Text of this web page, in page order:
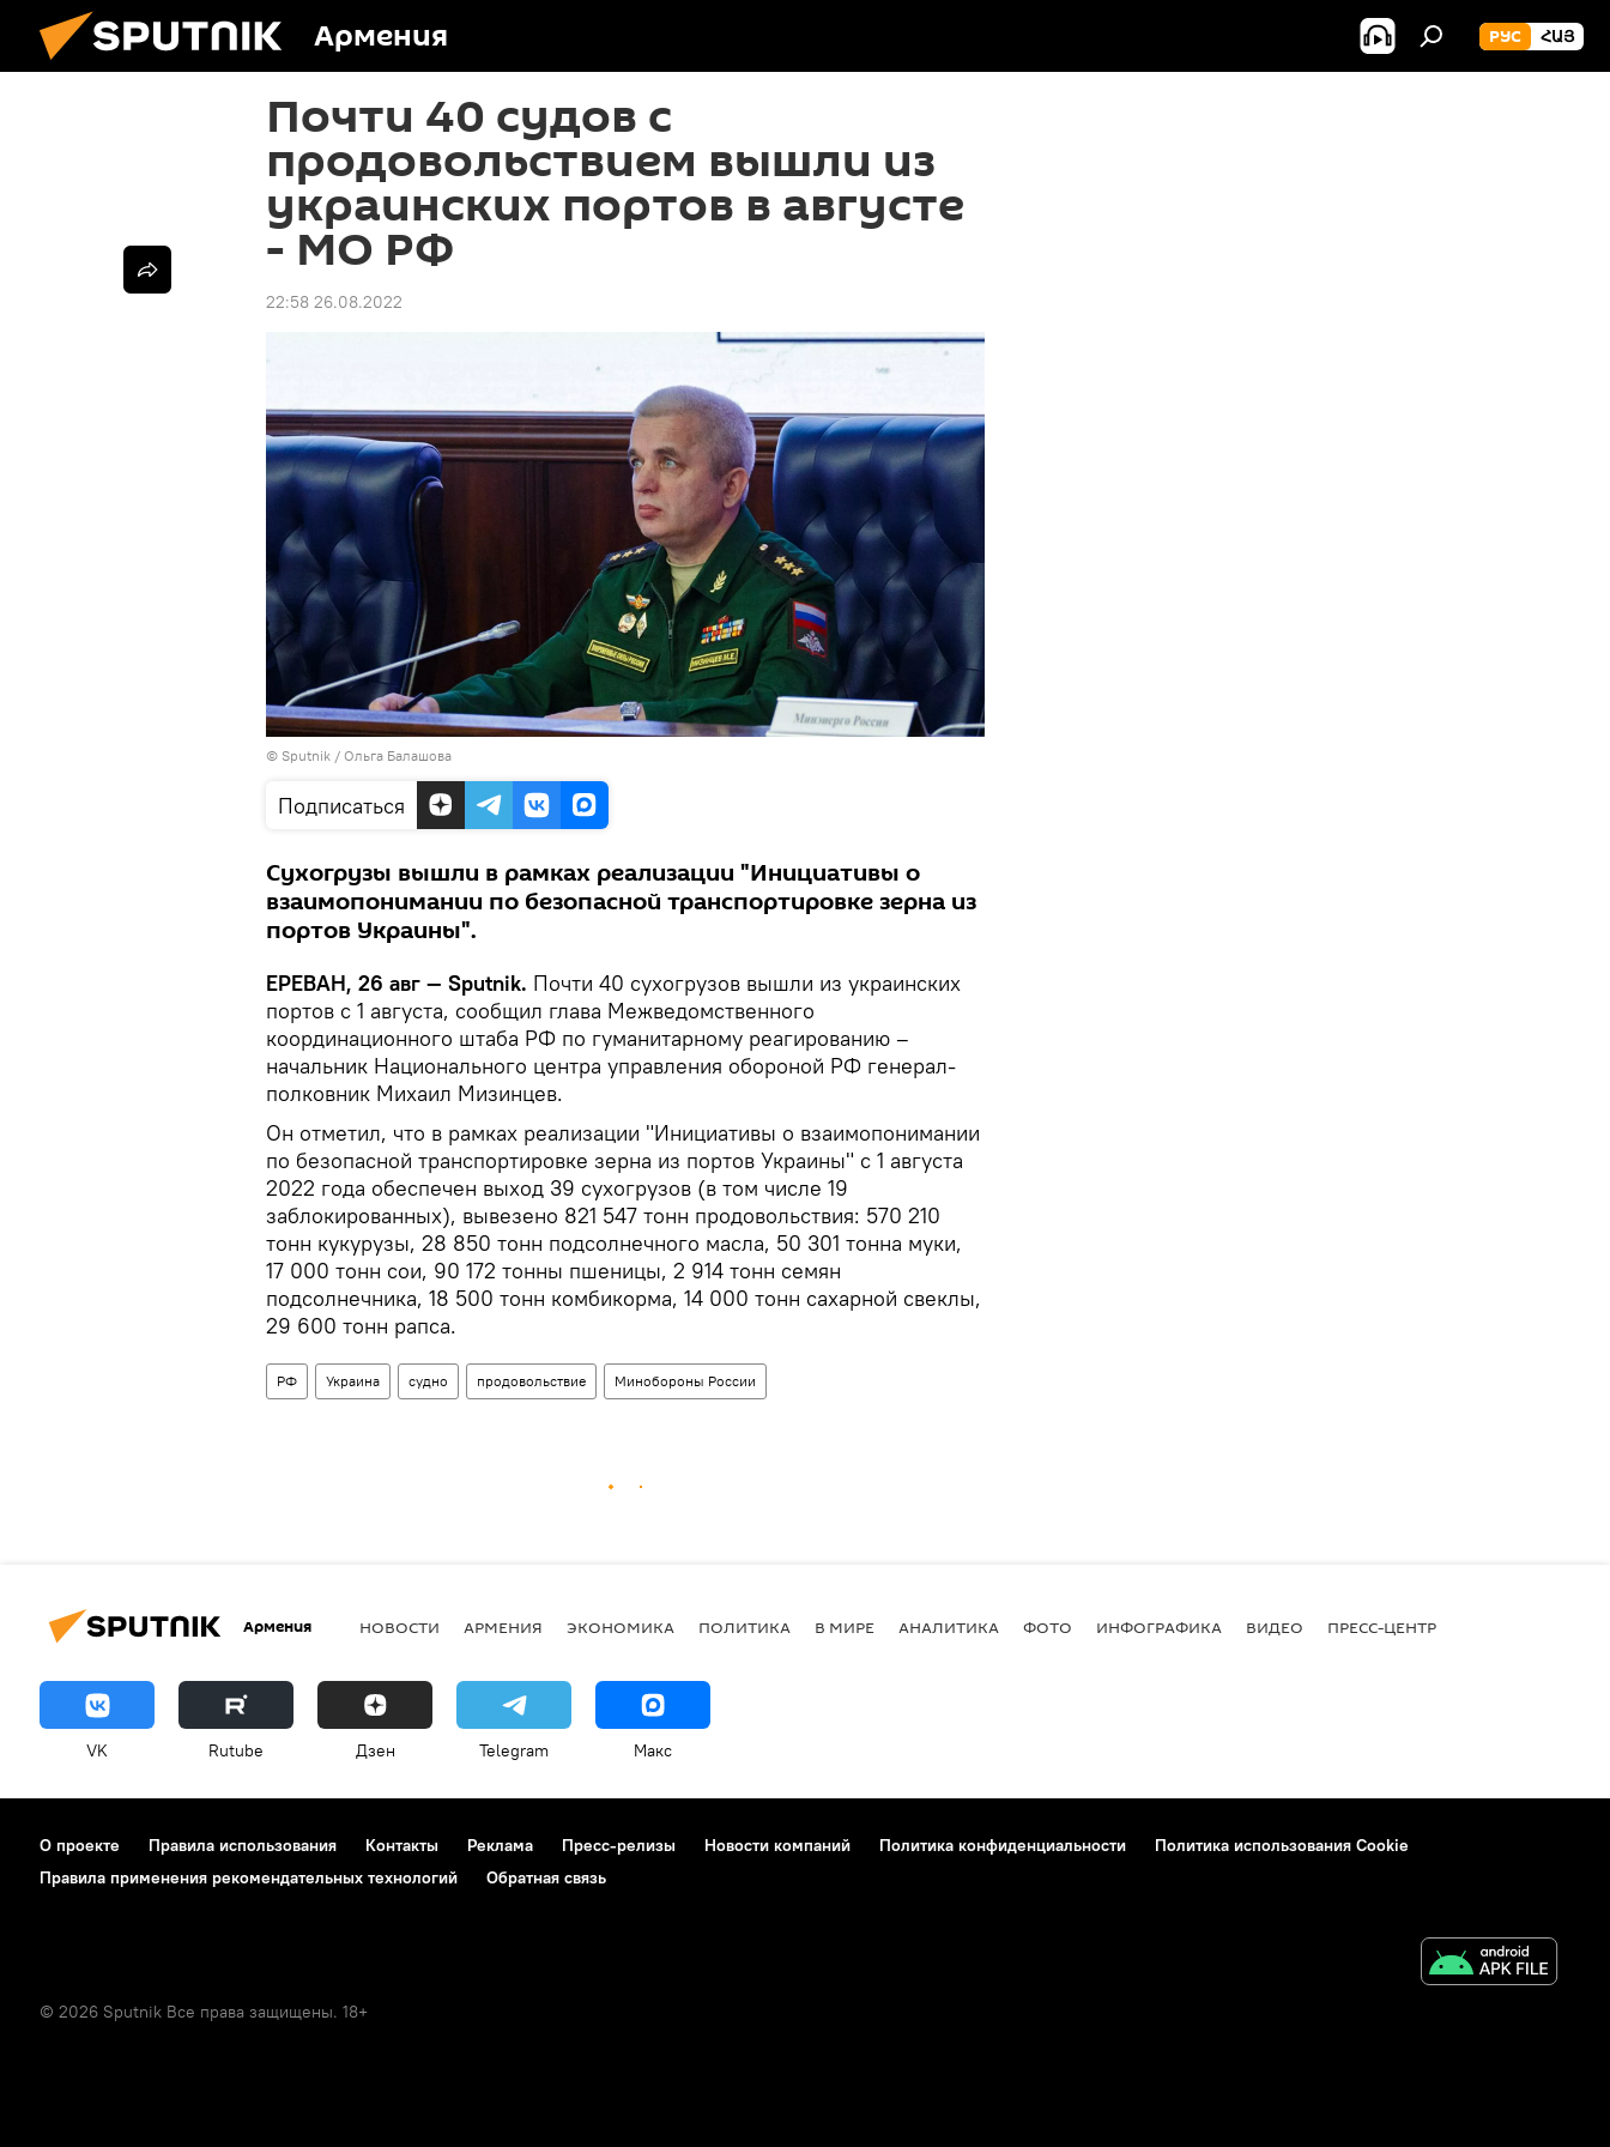
Армения РУС ՀԱՅ
Почти 40 судов с
продовольствием вышли из
украинских портов в августе
- МО РФ
22:58 26.08.2022
© Sputnik / Ольга Балашова
Подписаться
Сухогрузы вышли в рамках реализации "Инициативы о
взаимопонимании по безопасной транспортировке зерна из
портов Украины".
ЕРЕВАН, 26 авг — Sputnik. Почти 40 сухогрузов вышли из украинских
портов с 1 августа, сообщил глава Межведомственного
координационного штаба РФ по гуманитарному реагированию –
начальник Национального центра управления обороной РФ генерал-
полковник Михаил Мизинцев.
Он отметил, что в рамках реализации "Инициативы о взаимопонимании
по безопасной транспортировке зерна из портов Украины" с 1 августа
2022 года обеспечен выход 39 сухогрузов (в том числе 19
заблокированных), вывезено 821 547 тонн продовольствия: 570 210
тонн кукурузы, 28 850 тонн подсолнечного масла, 50 301 тонна муки,
17 000 тонн сои, 90 172 тонны пшеницы, 2 914 тонн семян
подсолнечника, 18 500 тонн комбикорма, 14 000 тонн сахарной свеклы,
29 600 тонн рапса.
РФ Украина судно продовольствие Минобороны России
Армения НОВОСТИ АРМЕНИЯ ЭКОНОМИКА ПОЛИТИКА В МИРЕ АНАЛИТИКА ФОТО ИНФОГРАФИКА ВИДЕО ПРЕСС-ЦЕНТР
VK Rutube Дзен Telegram Макс
О проекте Правила использования Контакты Реклама Пресс-релизы Новости компаний Политика конфиденциальности
Политика использования Cookie
Правила применения рекомендательных технологий
Обратная связь
© 2026 Sputnik Все права защищены. 18+